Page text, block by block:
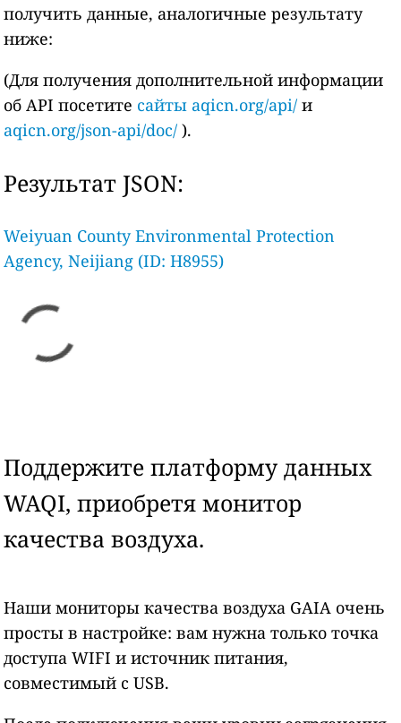
получить данные, аналогичные результату
ниже:
(Для получения дополнительной информации
об API посетите сайты aqicn.org/api/ и
aqicn.org/json-api/doc/ ).
Результат JSON:
Weiyuan County Environmental Protection
Agency, Neijiang (ID: H8955)
Поддержите платформу данных
WAQI, приобретя монитор
качества воздуха.
Наши мониторы качества воздуха GAIA очень
просты в настройке: вам нужна только точка
доступа WIFI и источник питания,
совместимый с USB.